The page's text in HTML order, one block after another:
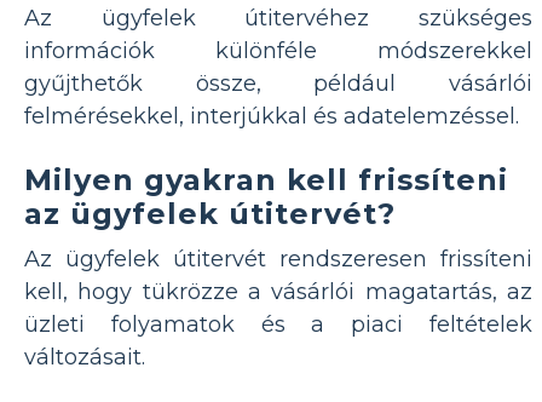
Az ügyfelek útitervéhez szükséges
információk különféle módszerekkel
gyűjthetők össze, például vásárlói
felmérésekkel, interjúkkal és adatelemzéssel.
Milyen gyakran kell frissíteni
az ügyfelek útitervét?
Az ügyfelek útitervét rendszeresen frissíteni
kell, hogy tükrözze a vásárlói magatartás, az
üzleti folyamatok és a piaci feltételek
változásait.